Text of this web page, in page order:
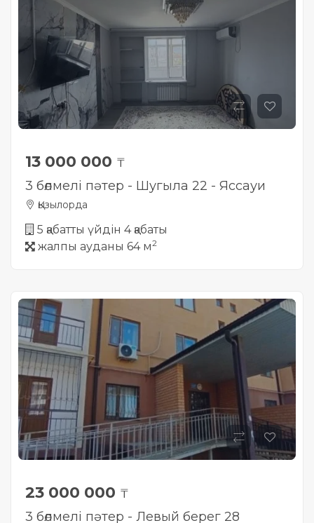
13 000 000 ₸
3 бөлмелі пәтер - Шугыла 22 - Яссауи
Қызылорда
5 қабатты үйдін 4 қабаты
жалпы ауданы 64 м2
23 000 000 ₸
3 бөлмелі пәтер - Левый берег 28